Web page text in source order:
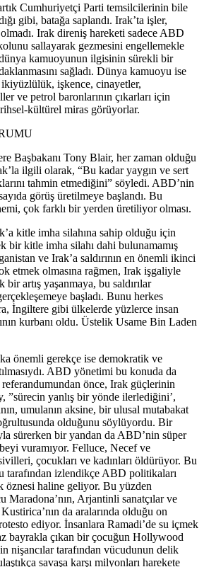
Cumhuriyetçi Parti temsilcilerinin bile
gibi, batağa saplandı. Irak’ta işler,
Irak direniş hareketi sadece ABD
sallayarak gezmesini engellemekle
dünya kamuoyunun ilgisinin sürekli bir
sağladı. Dünya kamuoyu ise
ikiyüzlülük, işkence, cinayetler,
ve petrol baronlarının çıkarları için
kültürel miras görüyorlar.
Başbakanı Tony Blair, her zaman olduğu
ilgili olarak, “Bu kadar yaygın ve sert
tahmin etmediğini” söyledi. ABD’nin
görüş üretilmeye başlandı. Bu
çok farklı bir yerden üretiliyor olması.
kitle imha silahına sahip olduğu için
bir kitle imha silahı dahi bulunamamış
ve Irak’a saldırının en önemli ikinci
etmek olmasına rağmen, Irak işgaliyle
bir artış yaşanmaya, bu saldırılar
başladı. Bunu herkes
İngiltere gibi ülkelerde yüzlerce insan
kurbanı oldu. Üstelik Usame Bin Laden
önemli gerekçe ise demokratik ve
ABD yönetimi bu konuda da
referandumundan önce, Irak güçlerinin
”sürecin yanlış bir yönde ilerlediğini’,
umulanın aksine, bir ulusal mutabakat
olduğunu söylüyordu. Bir
sürerken bir yandan da ABD’nin süper
vuramıyor. Felluce, Necef ve
çocukları ve kadınları öldürüyor. Bu
tarafından izlendikçe ABD politikaları
öznesi haline geliyor. Bu yüzden
Maradona’nın, Arjantinli sanatçılar ve
da aralarında olduğu on
ediyor. İnsanlara Ramadi’de su içmek
bayrakla çıkan bir çocuğun Hollywood
nişancılar tarafından vücudunun delik
savaşa karşı milyonları harekete